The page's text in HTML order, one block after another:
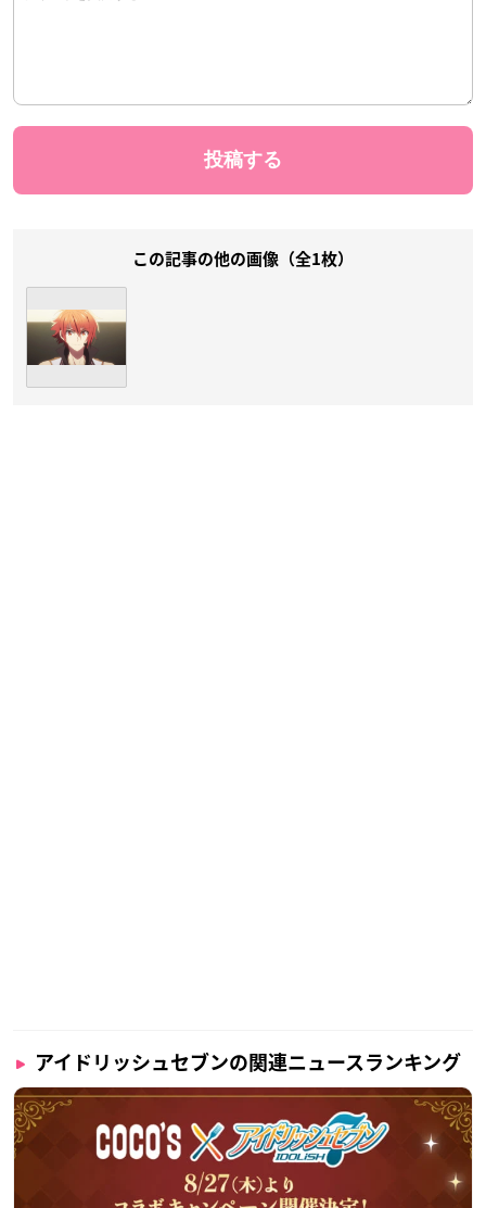
この記事の他の画像（全1枚）
アイドリッシュセブンの関連ニュースランキング